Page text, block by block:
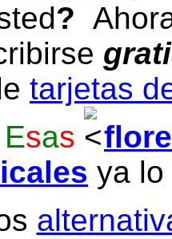
?
tarjetas
Esas
ya